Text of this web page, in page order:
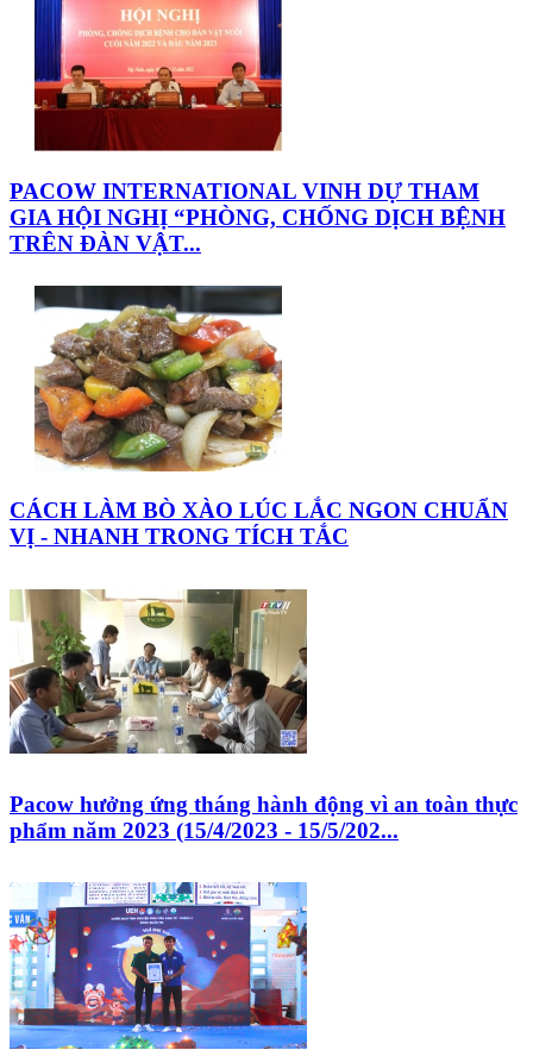
PACOW INTERNATIONAL VINH DỰ THAM
GIA HỘI NGHỊ “PHÒNG, CHỐNG DỊCH BỆNH
TRÊN ĐÀN VẬT...
CÁCH LÀM BÒ XÀO LÚC LẮC NGON CHUẨN
VỊ - NHANH TRONG TÍCH TẮC
Pacow hưởng ứng tháng hành động vì an toàn thực
phẩm năm 2023 (15/4/2023 - 15/5/202...